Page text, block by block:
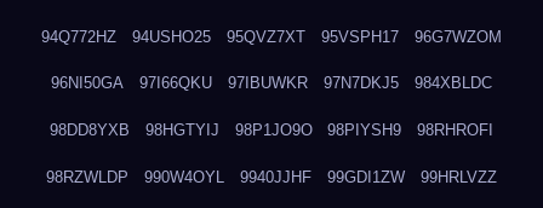
94Q772HZ 94USHO25 95QVZ7XT 95VSPH17 96G7WZOM
96NI50GA 97I66QKU 97IBUWKR 97N7DKJ5 984XBLDC
98DD8YXB 98HGTYIJ 98P1JO9O 98PIYSH9 98RHROFI
98RZWLDP 990W4OYL 9940JJHF 99GDI1ZW 99HRLVZZ